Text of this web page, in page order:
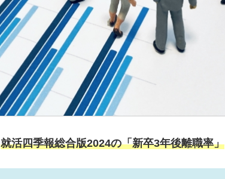
就活四季報総合版2024の「新卒3年後離職率」